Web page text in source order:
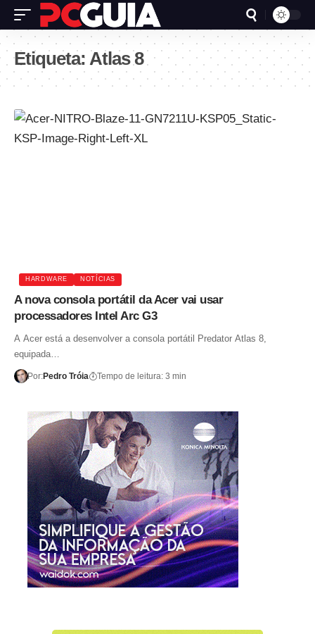
Etiqueta: Atlas 8
HARDWARE NOTÍCIAS
A nova consola portátil da Acer vai usar
processadores Intel Arc G3
A Acer está a desenvolver a consola portátil Predator Atlas 8,
equipada…
Por:Pedro Tróia Tempo de leitura: 3 min